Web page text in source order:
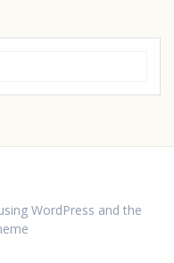
WordPress and the